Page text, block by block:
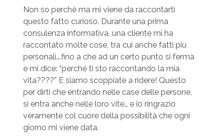
Non so perché ma mi viene da raccontarti
questo fatto curioso. Durante una prima
consulenza informativa, una cliente mi ha
raccontato molte cose, tra cui anche fatti più
personali….fino a che ad un certo punto si ferma
e mi dice: “perché ti sto raccontando la mia
vita????” E siamo scoppiate a ridere! Questo
per dirti che entrando nelle case delle persone,
si entra anche nelle loro vite… e io ringrazio
veramente col cuore della possibilità che ogni
giorno mi viene data.